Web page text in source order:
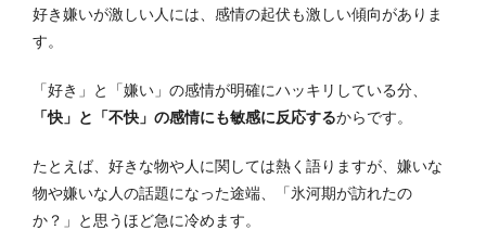
好き嫌いが激しい人には、感情の起伏も激しい傾向がありま
す。
「好き」と「嫌い」の感情が明確にハッキリしている分、
「快」と「不快」の感情にも敏感に反応するからです。
たとえば、好きな物や人に関しては熱く語りますが、嫌いな
物や嫌いな人の話題になった途端、「氷河期が訪れたの
か？」と思うほど急に冷めます。